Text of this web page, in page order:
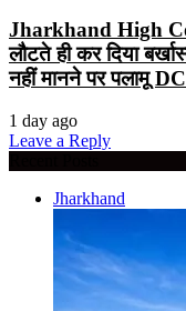
Jharkhand High
लौटते ही कर दिया
नहीं मानने पर पलामू
1 day ago
Leave a Reply
Jharkhand